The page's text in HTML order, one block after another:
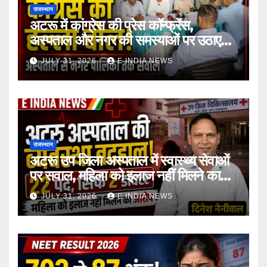
राजस्थान
अटरू में कांग्रेस की प्रेस कॉन्फ्रेंस,
अस्पताल और नगर की समस्याओं पर उठाए
सवाल
JULY 31, 2026 E INDIA NEWS
राजस्थान
अटरू उप जिला अस्पताल में स्वास्थ्य सेवाओं
पर सवाल, महिला को इलाज नहीं मिलने का
आरोप
JULY 31, 2026 E INDIA NEWS